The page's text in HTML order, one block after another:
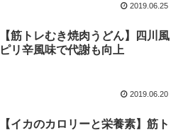
2019.06.25
【筋トレむき焼肉うどん】四川風
ピリ辛風味で代謝も向上
2019.06.20
【イカのカロリーと栄養素】筋ト